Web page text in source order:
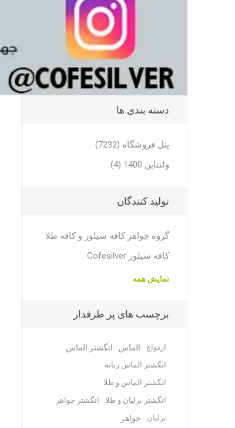
دسته بندی ها
پنل فروشگاه (7232)
ولنتاین 1400 (4)
تولید کنندگان
گروه جواهر کافه سیلور و کافه طلا
کافه سیلور Cofesilver
نمایش همه
برچسب های پر طرفدار
ازدواج الماس انگشتر الماس
انگشتر الماس زنانه
انگشتر الماس و طلا
انگشتر برلیان و طلا
انگشتر جواهر
برلیان
جواهر